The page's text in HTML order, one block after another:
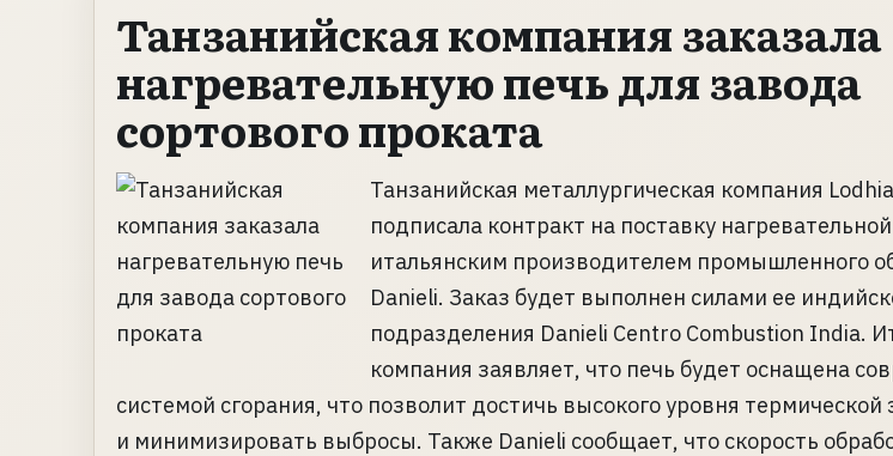
Танзанийская компания заказала
нагревательную печь для завода
сортового проката
Танзанийская металлургическая компания
подписала контракт на поставку
итальянским производителем промышленного
Danieli. Заказ будет выполнен силами ее
подразделения Danieli Centro Combustion India.
компания заявляет, что печь будет оснащена
системой сгорания, что позволит достичь высокого уровня
и минимизировать выбросы. Также Danieli сообщает, что скорость